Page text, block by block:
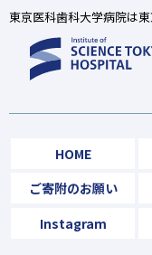
東京医科歯科大学病院は
HOME
ご寄附のお願い
Instagram